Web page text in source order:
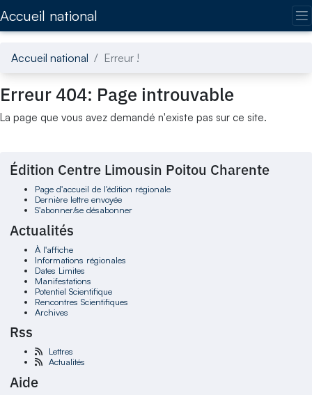
Accueil national
Accueil national Erreur !
Erreur 404: Page introuvable
La page que vous avez demandé n'existe pas sur ce site.
Édition Centre Limousin Poitou Charente
Page d'accueil de l'édition régionale
Dernière lettre envoyée
S'abonner/se désabonner
Actualités
À l'affiche
Informations régionales
Dates Limites
Manifestations
Potentiel Scientifique
Rencontres Scientifiques
Archives
Rss
Lettres
Actualités
Aide